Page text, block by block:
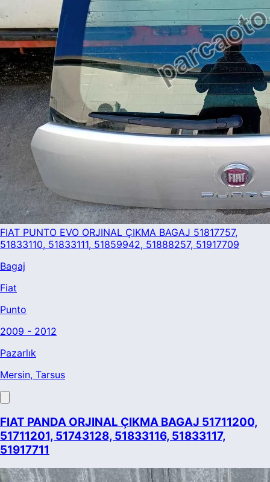
FIAT PUNTO EVO ORJINAL ÇIKMA BAGAJ 51817757,
51833110, 51833111, 51859942, 51888257, 51917709
Bagaj
Fiat
Punto
2009 - 2012
Pazarlık
Mersin, Tarsus
FIAT PANDA ORJINAL ÇIKMA BAGAJ 51711200,
51711201, 51743128, 51833116, 51833117,
51917711